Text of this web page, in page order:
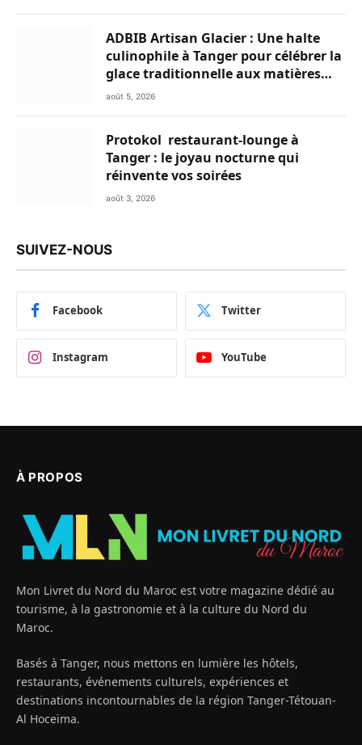
ADBIB Artisan Glacier : Une halte
culinophile à Tanger pour célébrer la
glace traditionnelle aux matières
premières de choix
août 5, 2026
Protokol restaurant-lounge à
Tanger : le joyau nocturne qui
réinvente vos soirées
août 3, 2026
SUIVEZ-NOUS
Facebook Twitter
Instagram YouTube
À PROPOS
Mon Livret du Nord du Maroc est votre magazine dédié au
tourisme, à la gastronomie et à la culture du Nord du
Maroc.
Basés à Tanger, nous mettons en lumière les hôtels,
restaurants, événements culturels, expériences et
destinations incontournables de la région Tanger-Tétouan-
Al Hoceïma.